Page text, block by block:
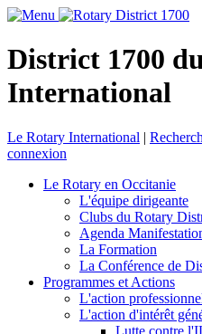
District 1700
International
Le Rotary International |
connexion
Le Rotary en Occitanie
L'équipe dirigeante
Clubs du Rotary
Agenda
La Formation
La Conférence de
Programmes et Actions
L'action
L'action d'intérêt
Lutte contre